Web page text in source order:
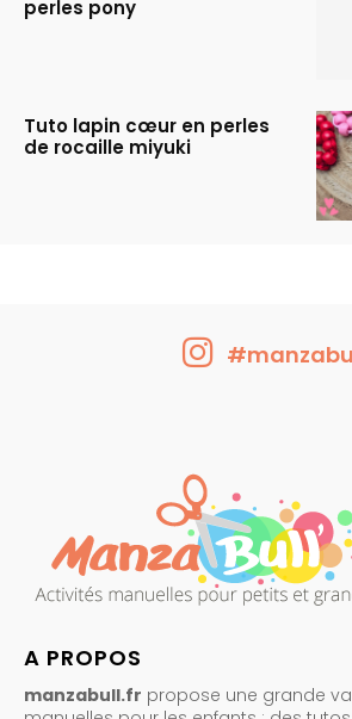
perles pony
Tuto lapin cœur en perles
de rocaille miyuki
A PROPOS
manzabull.fr propose une grande